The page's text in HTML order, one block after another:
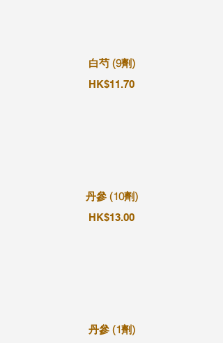
白芍 (9劑)
HK$11.70
丹參 (10劑)
HK$13.00
丹參 (1劑)